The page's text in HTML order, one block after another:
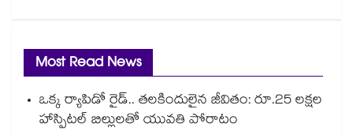
Most Read News
ఒక్క ర్యాపిడో రైడ్.. తలకిందులైన జీవితం: రూ.25 లక్షల
హాస్పిటల్ బిల్లులతో యువతి పోరాటం